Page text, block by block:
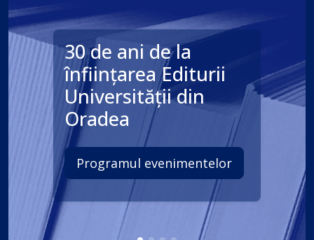
30 de ani de la
înființarea Editurii
Universității din
Oradea
Programul evenimentelor